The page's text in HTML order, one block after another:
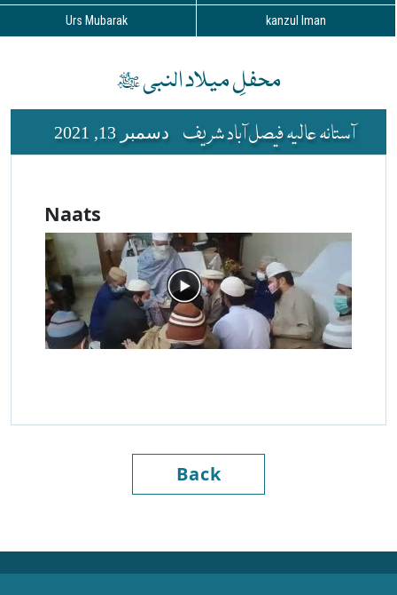
Urs Mubarak kanzul Iman
محفلِ میلاد النبی ﷺ
دسمبر 13, 2021 آستانہ عالیہ فیصل آباد شریف
Naats
Back